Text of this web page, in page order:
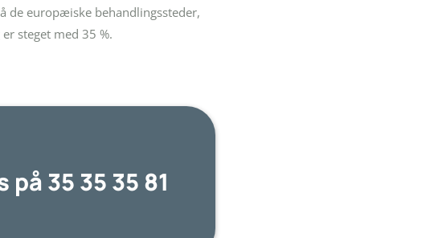
de europæiske behandlingssteder,
steget med 35 %.
på 35 35 35 81